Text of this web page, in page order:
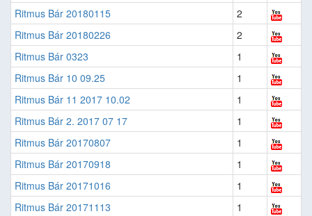
Ritmus Bár 20180115
2
Ritmus Bár 20180226
2
Ritmus Bár 0323
1
Ritmus Bár 10 09.25
1
Ritmus Bár 11 2017 10.02
1
Ritmus Bár 2. 2017 07 17
1
Ritmus Bár 20170807
1
Ritmus Bár 20170918
1
Ritmus Bár 20171016
1
Ritmus Bár 20171113
1